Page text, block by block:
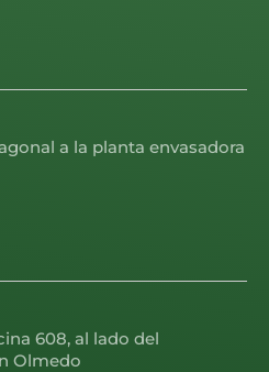
a la planta envasadora
608, al lado del
Olmedo